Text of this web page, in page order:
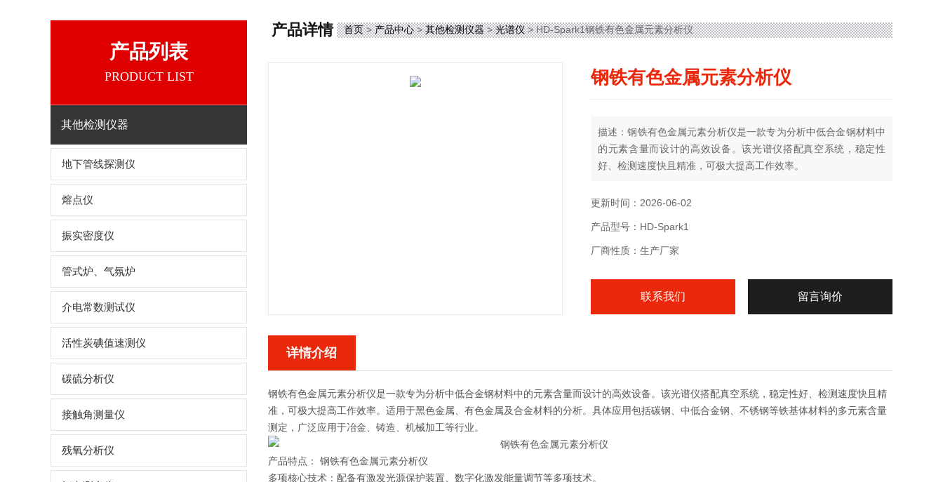
产品列表
PRODUCT LIST
其他检测仪器
地下管线探测仪
熔点仪
振实密度仪
管式炉、气氛炉
介电常数测试仪
活性炭碘值速测仪
碳硫分析仪
接触角测量仪
残氧分析仪
产品详情 首页>产品中心>其他检测仪器>光谱仪> HD-Spark1钢铁有色金属元素分析仪
钢铁有色金属元素分析仪
描述：钢铁有色金属元素分析仪是一款专为分析中低合金钢材料中
的元素含量而设计的高效设备。该光谱仪搭配真空系统，稳定性
好、检测速度快且精准，可极大提高工作效率。
更新时间：2026-06-02
产品型号：HD-Spark1
厂商性质：生产厂家
联系我们 留言询价
详情介绍
钢铁有色金属元素分析仪是一款专为分析中低合金钢材料中的元素含量而设计的高效设备。该光谱仪搭配真空系统，稳定性好、检测速度快且精
准，可极大提高工作效率。适用于黑色金属、有色金属及合金材料的分析。具体应用包括碳钢、中低合金钢、不锈钢等铁基体材料的多元素含量
测定，广泛应用于冶金、铸造、机械加工等行业。
产品特点： 钢铁有色金属元素分析仪
多项核心技术：配备有激发光源保护装置、数字化激发能量调节等多项技术。